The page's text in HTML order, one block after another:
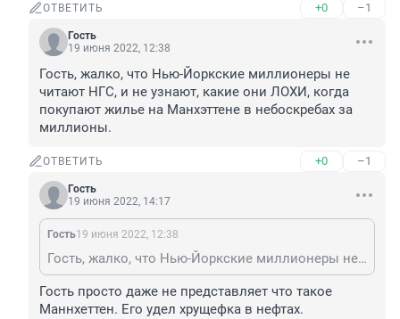
ОТВЕТИТЬ +0 –1
Гость
19 июня 2022, 12:38
Гость, жалко, что Нью-Йоркские миллионеры не
читают НГС, и не узнают, какие они ЛОХИ, когда
покупают жилье на Манхэттене в небоскребах за
миллионы.
ОТВЕТИТЬ +0 –1
Гость
19 июня 2022, 14:17
Гость19 июня 2022, 12:38
Гость, жалко, что Нью-Йоркские миллионеры не читают НГС, и не узнают, какие они ЛОХИ, когда покупают жилье на Манхэттене в небоскребах за миллионы.
Гость просто даже не представляет что такое
Маннхеттен. Его удел хрущефка в нефтах.